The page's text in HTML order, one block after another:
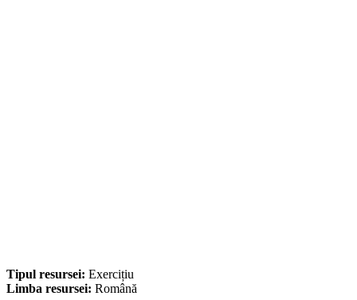
Tipul resursei: Exercițiu
Limba resursei: Română